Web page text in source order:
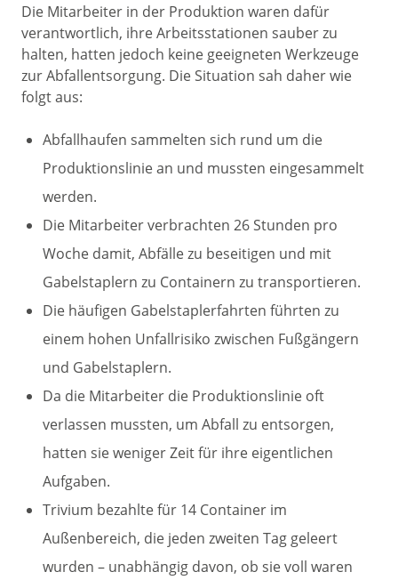
Die Mitarbeiter in der Produktion waren dafür
verantwortlich, ihre Arbeitsstationen sauber zu
halten, hatten jedoch keine geeigneten Werkzeuge
zur Abfallentsorgung. Die Situation sah daher wie
folgt aus:
Abfallhaufen sammelten sich rund um die
Produktionslinie an und mussten eingesammelt
werden.
Die Mitarbeiter verbrachten 26 Stunden pro
Woche damit, Abfälle zu beseitigen und mit
Gabelstaplern zu Containern zu transportieren.
Die häufigen Gabelstaplerfahrten führten zu
einem hohen Unfallrisiko zwischen Fußgängern
und Gabelstaplern.
Da die Mitarbeiter die Produktionslinie oft
verlassen mussten, um Abfall zu entsorgen,
hatten sie weniger Zeit für ihre eigentlichen
Aufgaben.
Trivium bezahlte für 14 Container im
Außenbereich, die jeden zweiten Tag geleert
wurden – unabhängig davon, ob sie voll waren